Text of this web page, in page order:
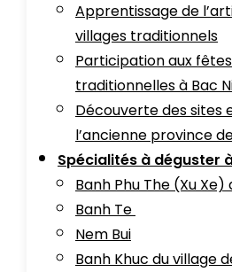
Apprentissage de
villages traditionnels
Participation aux
traditionnelles à Bac
Découverte des sites
l’ancienne province
Spécialités à déguster
Banh Phu The (Xu Xe)
Banh Te
Nem Bui
Banh Khuc du village